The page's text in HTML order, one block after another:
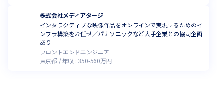
株式会社メディアタージ
インタラクティブな映像作品をオンラインで実現するためのイ
ンフラ構築をお任せ／パナソニックなど大手企業との協同企画
あり
フロントエンドエンジニア
東京都
年収 : 350-560万円